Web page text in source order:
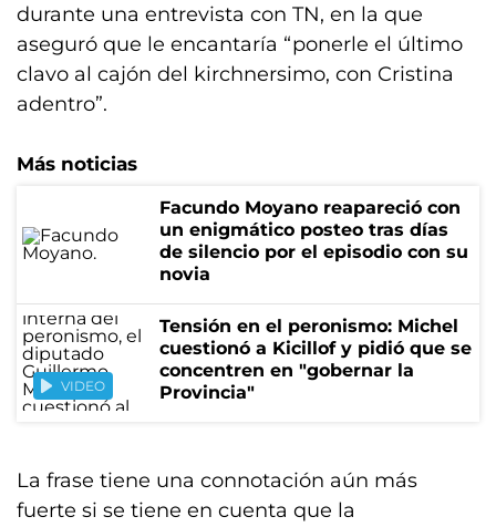
durante una entrevista con TN, en la que
aseguró que le encantaría “ponerle el último
clavo al cajón del kirchnersimo, con Cristina
adentro”.
Más noticias
Facundo Moyano reapareció con
un enigmático posteo tras días
de silencio por el episodio con su
novia
VIDEO
Tensión en el peronismo: Michel
cuestionó a Kicillof y pidió que se
concentren en "gobernar la
Provincia"
La frase tiene una connotación aún más
fuerte si se tiene en cuenta que la